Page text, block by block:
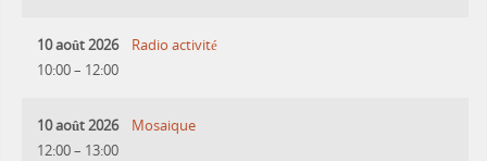
10 août 2026
10:00– 12:00
Radio activité
10 août 2026
12:00– 13:00
Mosaique